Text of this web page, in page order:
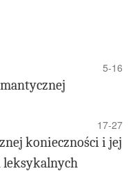
5-16
17-27
konieczności i jej
leksykalnych